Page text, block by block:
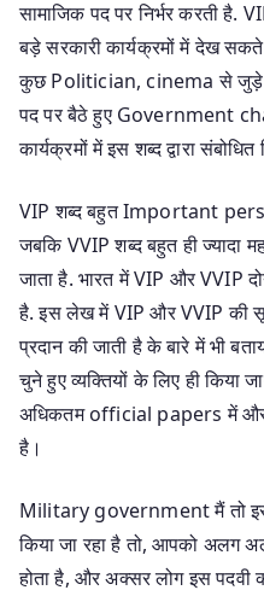
सामाजिक पद पर निर्भर करती है.
बड़े सरकारी कार्यक्रमों में देख
कुछ Politician, cinema से जुड़े
पद पर बैठे हुए Government
कार्यक्रमों में इस शब्द द्वारा
VIP शब्द बहुत Important
जबकि VVIP शब्द बहुत ही ज्यादा
जाता है. भारत में VIP और VVIP
है. इस लेख में VIP और VVIP की
प्रदान की जाती है के बारे में भी
चुने हुए व्यक्तियों के लिए ही किया
अधिकतम official papers में और
है।
Military government मैं तो इस
किया जा रहा है तो, आपको अलग
होता है, और अक्सर लोग इस